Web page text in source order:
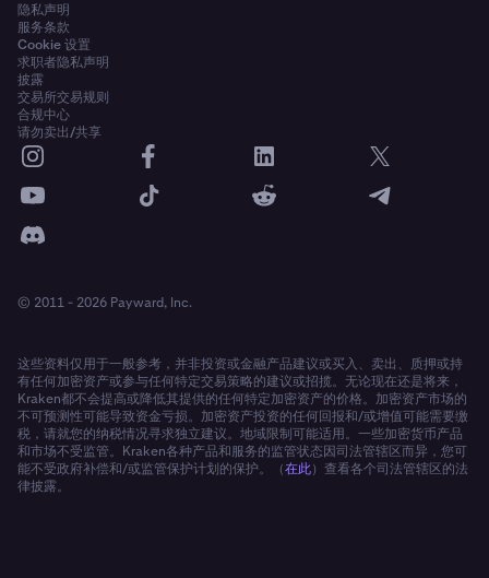
隐私声明
服务条款
Cookie 设置
求职者隐私声明
披露
交易所交易规则
合规中心
请勿卖出/共享
© 2011 - 2026 Payward, Inc.
这些资料仅用于一般参考，并非投资或金融产品建议或买入、卖出、质押或持
有任何加密资产或参与任何特定交易策略的建议或招揽。无论现在还是将来，
Kraken都不会提高或降低其提供的任何特定加密资产的价格。加密资产市场的
不可预测性可能导致资金亏损。加密资产投资的任何回报和/或增值可能需要缴
税，请就您的纳税情况寻求独立建议。地域限制可能适用。一些加密货币产品
和市场不受监管。Kraken各种产品和服务的监管状态因司法管辖区而异，您可
能不受政府补偿和/或监管保护计划的保护。（在此）查看各个司法管辖区的法
律披露。